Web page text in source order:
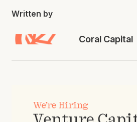
Written by
Coral Capital